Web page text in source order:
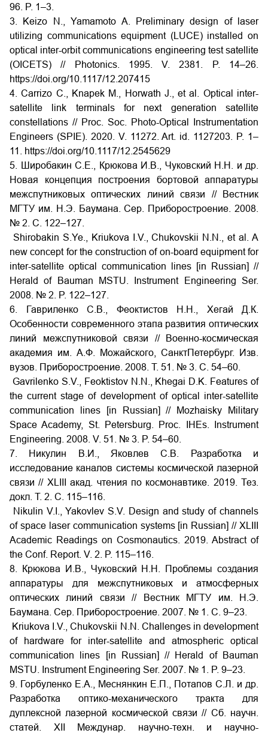
96. P. 1–3.
3. Keizo N., Yamamoto A. Preliminary design of laser
utilizing communications equipment (LUCE) installed on
optical inter-orbit communications engineering test satellite
(OICETS) // Photonics. 1995. V. 2381. P. 14–26.
https://doi.org/10.1117/12.207415
4. Carrizo C., Knapek M., Horwath J., et al. Optical inter-
satellite link terminals for next generation satellite
constellations // Proc. Soc. Photo-Optical Instrumentation
Engineers (SPIE). 2020. V. 11272. Art. id. 1127203. P. 1–
11. https://doi.org/10.1117/12.2545629
5. Широбакин С.Е., Крюкова И.В., Чуковский Н.Н. и др.
Новая концепция построения бортовой аппаратуры
межспутниковых оптических линий связи // Вестник
МГТУ им. Н.Э. Баумана. Сер. Приборостроение. 2008.
№ 2. С. 122–127.
Shirobakin S.Ye., Kriukova I.V., Chukovskii N.N., et al. A
new concept for the construction of on-board equipment for
inter-satellite optical communication lines [in Russian] //
Herald of Bauman MSTU. Instrument Engineering Ser.
2008. № 2. P. 122–127.
6. Гавриленко С.В., Феоктистов Н.Н., Хегай Д.К.
Особенности современного этапа развития оптических
линий межспутниковой связи // Военно-космическая
академия им. А.Ф. Можайского, СанктПетербург. Изв.
вузов. Приборостроение. 2008. Т. 51. № 3. С. 54–60.
Gavrilenko S.V., Feoktistov N.N., Khegai D.K. Features of
the current stage of development of optical inter-satellite
communication lines [in Russian] // Mozhaisky Military
Space Academy, St. Petersburg. Proc. IHEs. Instrument
Engineering. 2008. V. 51. № 3. P. 54–60.
7. Никулин В.И., Яковлев С.В. Разработка и
исследование каналов системы космической лазерной
связи // XLIII акад. чтения по космонавтике. 2019. Тез.
докл. Т. 2. С. 115–116.
Nikulin V.I., Yakovlev S.V. Design and study of channels
of space laser communication systems [in Russian] // XLIII
Academic Readings on Cosmonautics. 2019. Abstract of
the Conf. Report. V. 2. P. 115–116.
8. Крюкова И.В., Чуковский Н.Н. Проблемы создания
аппаратуры для межспутниковых и атмосферных
оптических линий связи // Вестник МГТУ им. Н.Э.
Баумана. Сер. Приборостроение. 2007. № 1. С. 9–23.
Kriukova I.V., Chukovskii N.N. Challenges in development
of hardware for inter-satellite and atmospheric optical
communication lines [in Russian] // Herald of Bauman
MSTU. Instrument Engineering Ser. 2007. № 1. P. 9–23.
9. Горбуленко Е.А., Меснянкин Е.П., Потапов C.Л. и др.
Разработка оптико-механического тракта для
дуплексной лазерной космической связи // Сб. научн.
статей. XII Междунар. научно-техн. и научно-